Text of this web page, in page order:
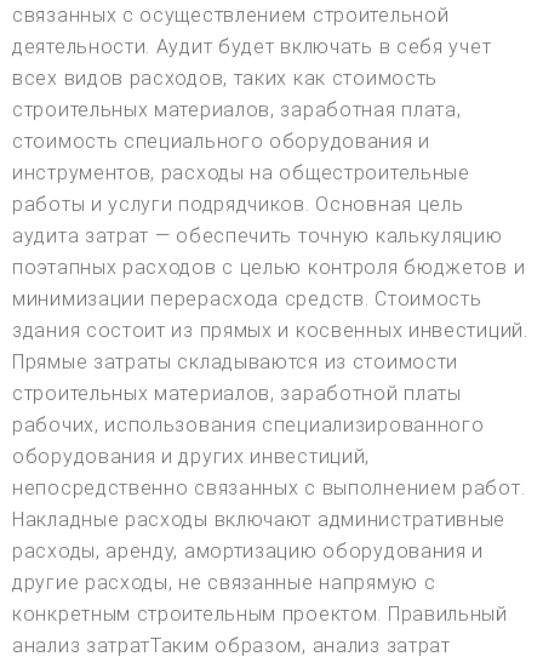
связанных с осуществлением строительной
деятельности. Аудит будет включать в себя учет
всех видов расходов, таких как стоимость
строительных материалов, заработная плата,
стоимость специального оборудования и
инструментов, расходы на общестроительные
работы и услуги подрядчиков. Основная цель
аудита затрат — обеспечить точную калькуляцию
поэтапных расходов с целью контроля бюджетов и
минимизации перерасхода средств. Стоимость
здания состоит из прямых и косвенных инвестиций.
Прямые затраты складываются из стоимости
строительных материалов, заработной платы
рабочих, использования специализированного
оборудования и других инвестиций,
непосредственно связанных с выполнением работ.
Накладные расходы включают административные
расходы, аренду, амортизацию оборудования и
другие расходы, не связанные напрямую с
конкретным строительным проектом. Правильный
анализ затратТаким образом, анализ затрат